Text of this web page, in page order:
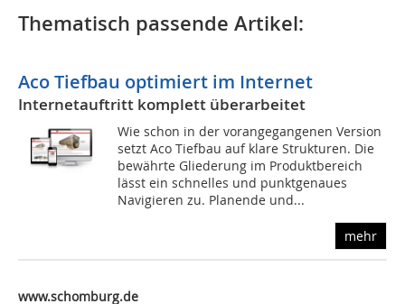
Thematisch passende Artikel:
Aco Tiefbau optimiert im Internet
Internetauftritt komplett überarbeitet
Wie schon in der vorangegangenen Version
setzt Aco Tiefbau auf klare Strukturen. Die
bewährte Gliederung im Produktbereich
lässt ein schnelles und punktgenaues
Navigieren zu. Planende und...
mehr
www.schomburg.de